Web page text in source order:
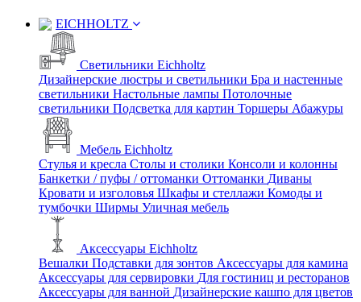
EICHHOLTZ
Светильники Eichholtz
Дизайнерские люстры и светильники Бра и настенные
светильники Настольные лампы Потолочные
светильники Подсветка для картин Торшеры Абажуры
Мебель Eichholtz
Стулья и кресла Столы и столики Консоли и колонны
Банкетки / пуфы / оттоманки Оттоманки Диваны
Кровати и изголовья Шкафы и стеллажи Комоды и
тумбочки Ширмы Уличная мебель
Аксессуары Eichholtz
Вешалки Подставки для зонтов Аксессуары для камина
Аксессуары для сервировки Для гостиниц и ресторанов
Аксессуары для ванной Дизайнерские кашпо для цветов